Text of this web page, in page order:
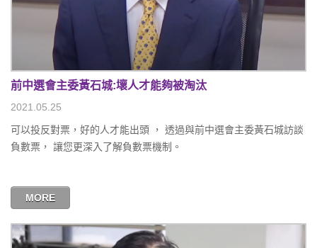
前中選會主委黃石城:壞人才能夠被淘汰
2021.05.25
可以投反對票，好的人才能出頭 ， 透過與前中選會主委黃石城訪談
負數票， 讓您更深入了解負數票機制。
MORE